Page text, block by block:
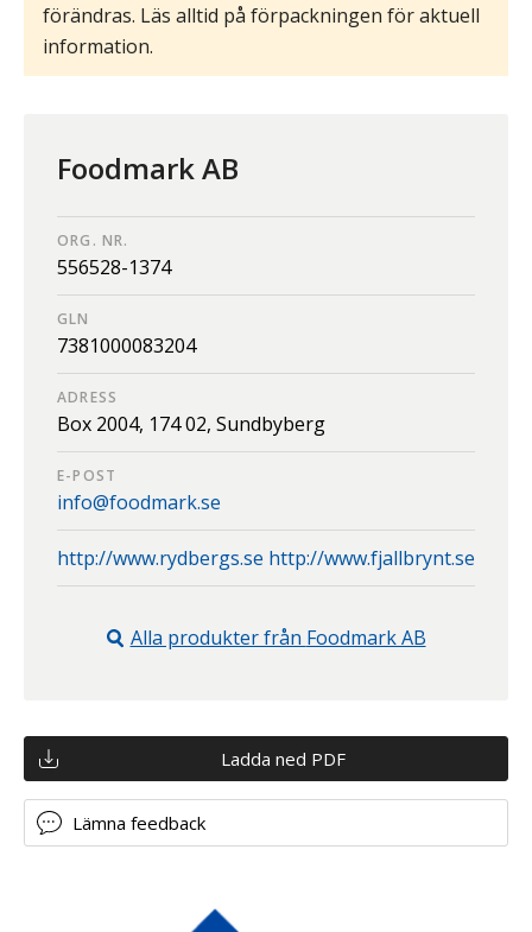
förändras. Läs alltid på förpackningen för aktuell
information.
Foodmark AB
ORG. NR.
556528-1374
GLN
7381000083204
ADRESS
Box 2004, 174 02, Sundbyberg
E-POST
info@foodmark.se
http://www.rydbergs.se http://www.fjallbrynt.se
Alla produkter från Foodmark AB
Ladda ned PDF
Lämna feedback